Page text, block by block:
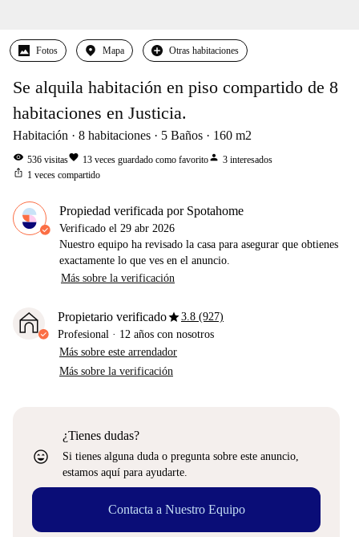
Fotos Mapa Otras habitaciones
Se alquila habitación en piso compartido de 8
habitaciones en Justicia.
Habitación 8 habitaciones 5 Baños 160 m2
visibility 536 visitasfavorite 13 veces guardado como favoritoperson 3 interesados
ios_share 1 veces compartido
Propiedad verificada por Spotahome
Verificado el 29 abr 2026
Nuestro equipo ha revisado la casa para asegurar que obtienes
exactamente lo que ves en el anuncio.
Más sobre la verificación
Propietario verificadostar3.8 (927)
Profesional · 12 años con nosotros
Más sobre este arrendador
Más sobre la verificación
sentiment_very_satisfied
¿Tienes dudas?
Si tienes alguna duda o pregunta sobre este anuncio,
estamos aquí para ayudarte.
Contacta a Nuestro Equipo